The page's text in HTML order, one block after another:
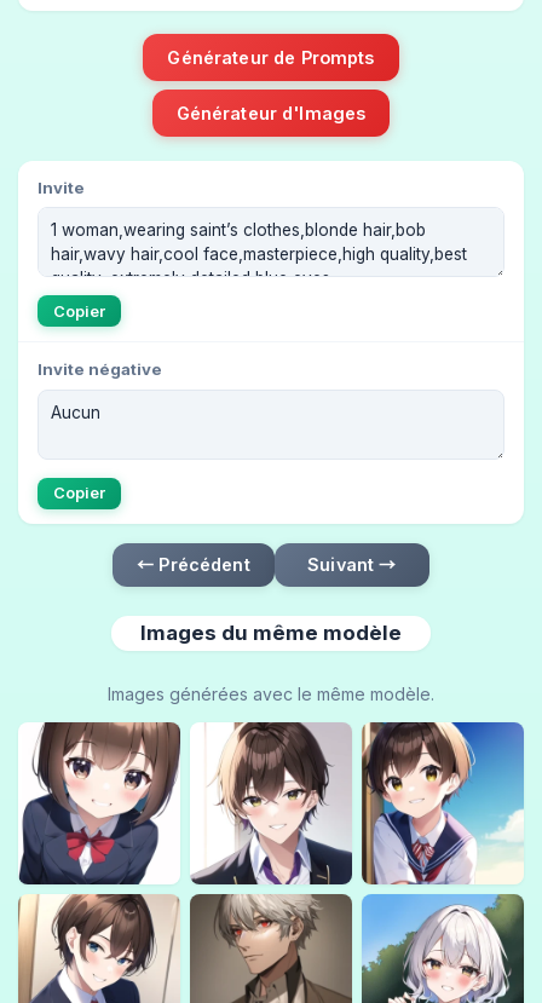
Générateur de Prompts
Générateur d'Images
Invite
Copier
Invite négative
Copier
← Précédent Suivant →
Images du même modèle
Images générées avec le même modèle.